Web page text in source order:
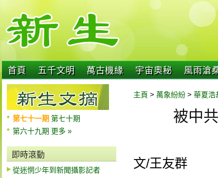
首頁 五千文明 萬古機緣 宇宙奧秘 風雨滄
第七十一期 第七十期
第六十九期 更多 »
即時滾動
從迷惘少年到新聞攝影記者
主頁 > 萬象紛紛 > 華夏浩
被中
文/王友群